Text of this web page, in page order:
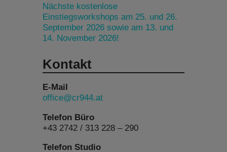
Nächste kostenlose
Einstiegsworkshops am 25. und 26.
September 2026 sowie am 13. und
14. November 2026!
Kontakt
E-Mail
office@cr944.at
Telefon Büro
+43 2742 / 313 228 – 290
Telefon Studio